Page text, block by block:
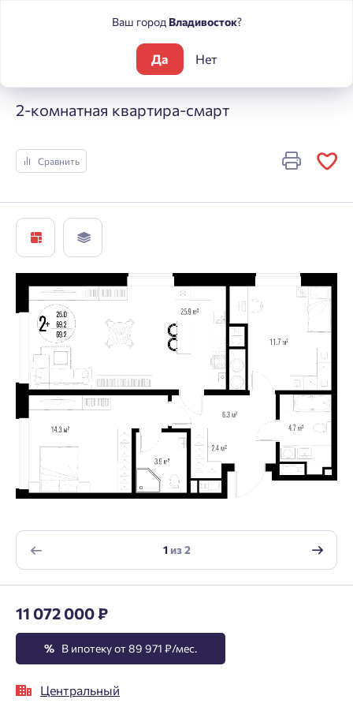
Центральный
2-комнатная квартира-смарт
Сравнить
11 072 000 ₽
% В ипотеку от 89 971 ₽/мес.
Центральный
1из2
Ваш город Владивосток?
Да Нет